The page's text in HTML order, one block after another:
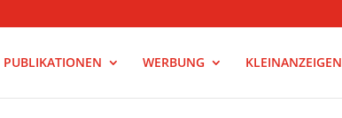
PUBLIKATIONEN WERBUNG KLEINANZEIGEN